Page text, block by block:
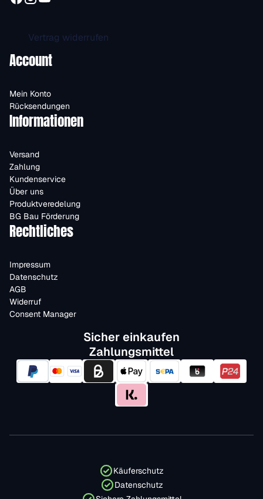
Vertrag widerrufen
Account
Mein Konto
Rücksendungen
Informationen
Versand
Zahlung
Kundenservice
Über uns
Produktveredelung
BG Bau Förderung
Rechtliches
Impressum
Datenschutz
AGB
Widerruf
Consent Manager
Sicher einkaufen
Zahlungsmittel
Käuferschutz
Datenschutz